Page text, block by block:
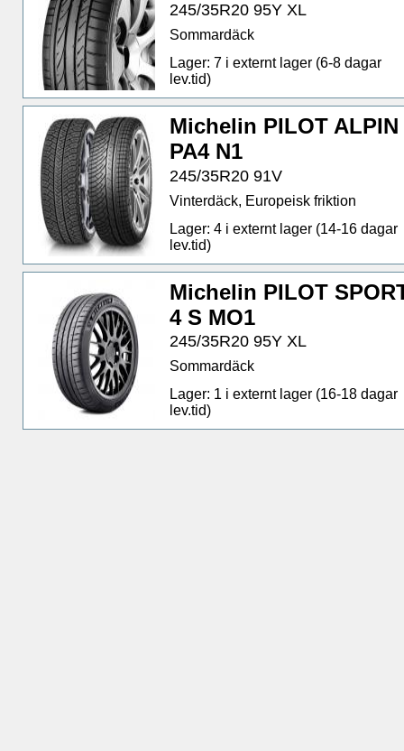
245/35R20 95Y XL
Sommardäck
Lager: 7 i externt lager (6-8 dagar
lev.tid)
Michelin PILOT ALPIN
PA4 N1
245/35R20 91V
Vinterdäck, Europeisk friktion
Lager: 4 i externt lager (14-16 dagar
lev.tid)
Michelin PILOT
4 S MO1
245/35R20 95Y XL
Sommardäck
Lager: 1 i externt lager (16-18 dagar
lev.tid)